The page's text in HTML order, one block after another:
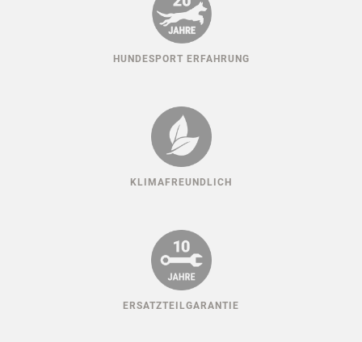
HUNDESPORT ERFAHRUNG
KLIMAFREUNDLICH
ERSATZTEILGARANTIE